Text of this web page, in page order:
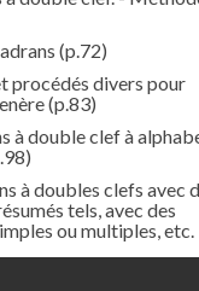
(p.72)
procédés divers pour
(p.83)
à double clef à
à doubles clefs avec
tels, avec des
ou multiples, etc.